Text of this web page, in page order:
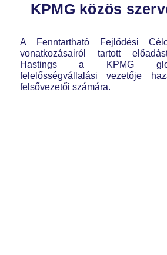
KPMG közös
A Fenntartható Fejlődési
vonatkozásairól tartott
Hastings a KPMG
felelősségvállalási vezetője
felsővezetői számára.